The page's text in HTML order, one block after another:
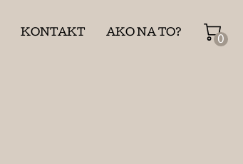
KONTAKT AKO NA TO?
0